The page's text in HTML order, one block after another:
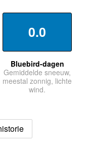
0.0
Bluebird-dagen
Gemiddelde sneeuw,
meestal zonnig, lichte
wind.